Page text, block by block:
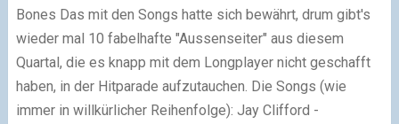
Bones Das mit den Songs hatte sich bewährt, drum gibt's
wieder mal 10 fabelhafte "Aussenseiter" aus diesem
Quartal, die es knapp mit dem Longplayer nicht geschafft
haben, in der Hitparade aufzutauchen. Die Songs (wie
immer in willkürlicher Reihenfolge): Jay Clifford -